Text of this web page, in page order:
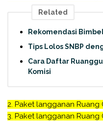
Related
Rekomendasi
Tips Lolos SNBP
Cara Daftar
Komisi
2. Paket langganan Ruang
3. Paket langganan Ruang